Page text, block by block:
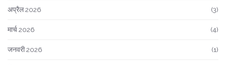
अप्रैल 2026 (3)
मार्च 2026 (4)
जनवरी 2026 (1)